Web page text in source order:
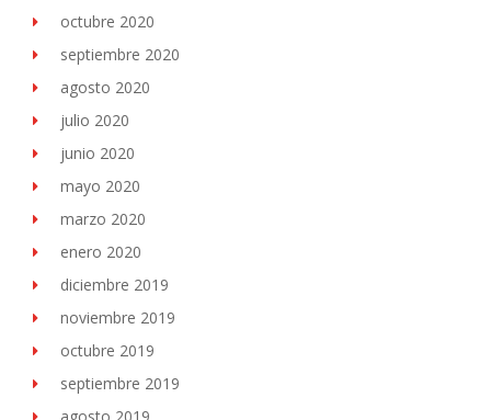
octubre 2020
septiembre 2020
agosto 2020
julio 2020
junio 2020
mayo 2020
marzo 2020
enero 2020
diciembre 2019
noviembre 2019
octubre 2019
septiembre 2019